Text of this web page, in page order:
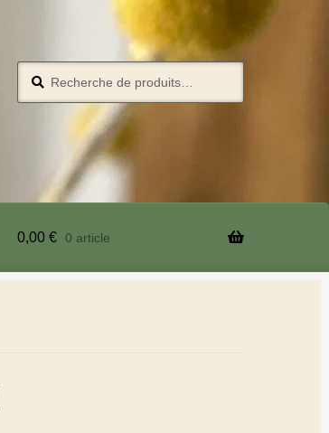
0,00 € 0 article